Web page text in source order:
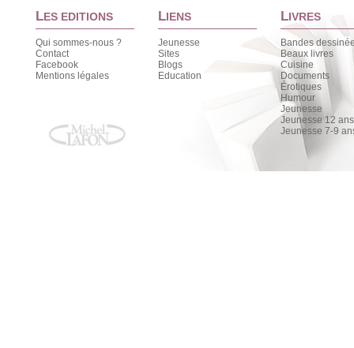
LES EDITIONS
Qui sommes-nous ?
Contact
Facebook
Mentions légales
LIENS
Jeunesse
Sites
Blogs
Education
LIVRES
Bandes
Beaux livres
Cuisine
Documents
Érotiques
Humour
Jeunesse
Jeunesse 12
Jeunesse 7-9